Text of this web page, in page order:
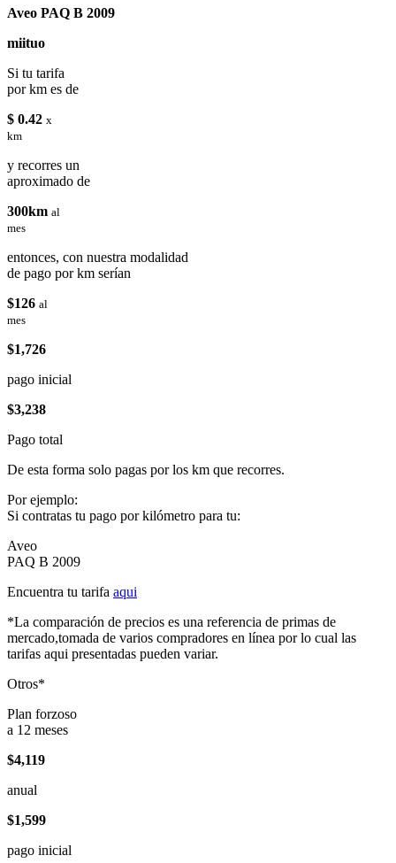
Aveo PAQ B 2009
miituo
Si tu tarifa
por km es de
$ 0.42 x
km
y recorres un
aproximado de
300km al
mes
entonces, con nuestra modalidad
de pago por km serían
$126 al
mes
$1,726
pago inicial
$3,238
Pago total
De esta forma solo pagas por los km que recorres.
Por ejemplo:
Si contratas tu pago por kilómetro para tu:
Aveo
PAQ B 2009
Encuentra tu tarifa aqui
*La comparación de precios es una referencia de primas de
mercado,tomada de varios compradores en línea por lo cual las
tarifas aqui presentadas pueden variar.
Otros*
Plan forzoso
a 12 meses
$4,119
anual
$1,599
pago inicial